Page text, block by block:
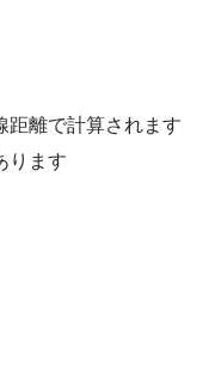
離で計算されます
ります